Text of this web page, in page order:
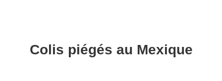
Colis piégés au Mexique